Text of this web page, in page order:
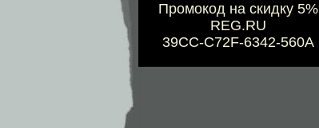
Промокод на скидку 5%
REG.RU
39CC-C72F-6342-560A